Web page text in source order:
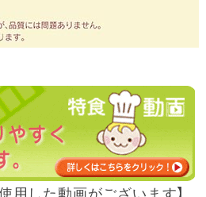
した動画がございます】